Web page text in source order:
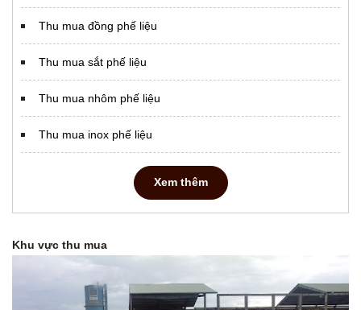
Thu mua đồng phế liệu
Thu mua sắt phế liệu
Thu mua nhôm phế liệu
Thu mua inox phế liệu
Xem thêm
Khu vực thu mua